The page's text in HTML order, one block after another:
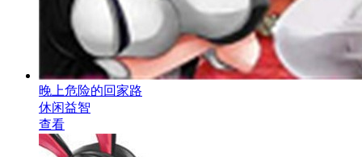
晚上危险的回家路
休闲益智
查看